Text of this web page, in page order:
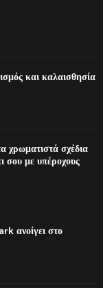
και καλαισθησία
χρωματιστά σχέδια
σου με υπέροχους
ανοίγει στο